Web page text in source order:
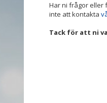
Har ni frågor eller
inte att kontakta
Tack för att ni